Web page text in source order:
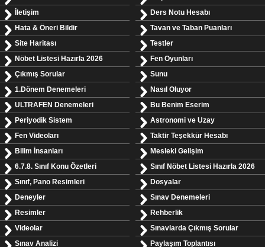
İletişim
Hata & Öneri Bildir
Site Haritası
Nöbet Listesi Hazırla 2026
Çıkmış Sorular
1.Dönem Denemeleri
ULTRAFEN Denemeleri
Periyodik Sistem
Fen Videoları
Bilim İnsanları
6.7.8. Sınıf Konu Özetleri
Sınıf, Pano Resimleri
Deneyler
Resimler
Videolar
Sınav Analizi
Ders Notu Hesabı
Tavan ve Taban Puanları
Testler
Fen Oyunları
Sunu
Nasıl Oluyor
Bu Benim Eserim
Astronomi ve Uzay
Taktir Teşekkür Hesabı
Mesleki Gelişim
Sınıf Nöbet Listesi Hazırla 2026
Dosyalar
Sınav Denemeleri
Rehberlik
Sınavlarda Çıkmış Sorular
Paylaşım Toplantısı